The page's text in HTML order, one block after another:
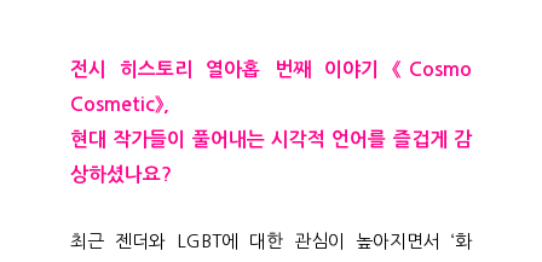
전시 히스토리 열아홉 번째 이야기 《Cosmo
Cosmetic》,
현대 작가들이 풀어내는 시각적 언어를 즐겁게 감
상하셨나요?
최근 젠더와 LGBT에 대한 관심이 높아지면서 ‘화